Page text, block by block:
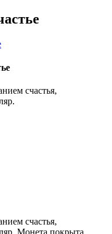
счастья,
счастья,
Монета покрыта